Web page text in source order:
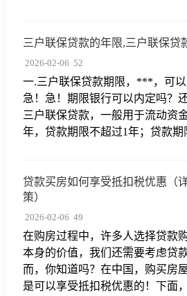
三户联保贷款的年限,三户联保贷
2026-02-06 52
一.三户联保贷款期限，***，可以
急！急！期限银行可以内定吗？
三户联保贷款，一般用于流动资
年，贷款期限不超过1年；贷款期
贷款买房如何享受抵扣税优惠（
策）
2026-02-06 49
在购房过程中，许多人选择贷款
本身的价值，我们还需要考虑贷
而，你知道吗？在中国，购买房
是可以享受抵扣税优惠的！下面